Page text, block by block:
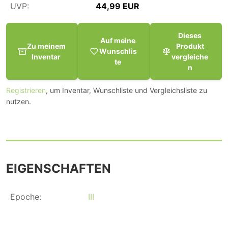
UVP:
44,99 EUR
Zu meinem
Inventar
Auf meine
Wunschlis
te
Dieses
Produkt
vergleiche
n
Registrieren, um Inventar, Wunschliste und Vergleichsliste zu
nutzen.
EIGENSCHAFTEN
Epoche: III